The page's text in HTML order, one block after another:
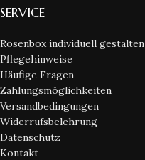
SERVICE
Rosenbox individuell gestalten
Pflegehinweise
Häufige Fragen
Zahlungsmöglichkeiten
Versandbedingungen
Widerrufsbelehrung
Datenschutz
Kontakt